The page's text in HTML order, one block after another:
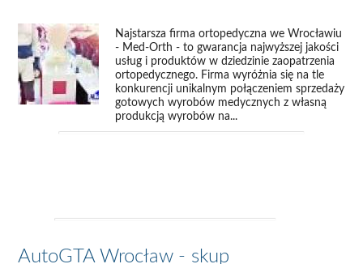
Najstarsza firma ortopedyczna we Wrocławiu
- Med-Orth - to gwarancja najwyższej jakości
usług i produktów w dziedzinie zaopatrzenia
ortopedycznego. Firma wyróżnia się na tle
konkurencji unikalnym połączeniem sprzedaży
gotowych wyrobów medycznych z własną
produkcją wyrobów na...
AutoGTA Wrocław - skup